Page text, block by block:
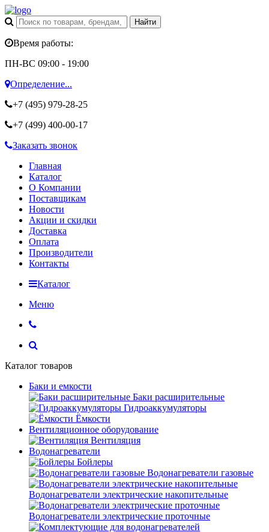
Время работы:
ПН-ВС 09:00 - 19:00
Определение...
+7 (495) 979-28-25
+7 (499) 400-00-17
Заказать звонок
Главная
Каталог
О Компании
Поставщикам
Новости
Акции и скидки
Доставка
Оплата
Производители
Контакты
Каталог
Меню
Каталог товаров
Баки и емкости
Баки расширительные
Гидроаккумуляторы
Ёмкости
Вентиляционное оборудование
Вентиляция
Водонагреватели
Бойлеры
Водонагреватели газовые
Водонагреватели электрические накопительные
Водонагреватели электрические проточные